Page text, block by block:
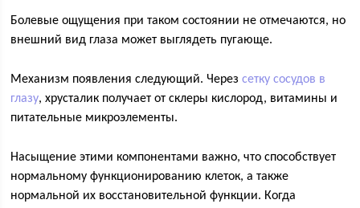
Болевые ощущения при таком состоянии не отмечаются, но
внешний вид глаза может выглядеть пугающе.
Механизм появления следующий. Черезсетку сосудов в
глазу, хрусталик получает от склеры кислород, витамины и
питательные микроэлементы.
Насыщение этими компонентами важно, что способствует
нормальному функционированию клеток, а также
нормальной их восстановительной функции. Когда